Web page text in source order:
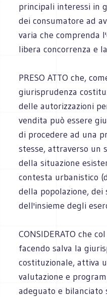
principali interessi in
dei consumatore ad
varia che comprenda
libera concorrenza e
PRESO ATTO che,
giurisprudenza
delle autorizzazioni
vendita può essere
di procedere ad una
stesse, attraverso un
della situazione
contesta urbanistico
della popolazione, dei
dell'insieme degli
CONSIDERATO che
facendo salva la
costituzionale, attiva
valutazione e
adeguato e bilanciato